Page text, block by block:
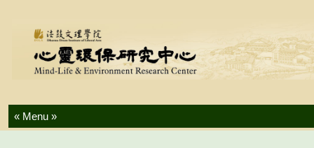
Skip to content